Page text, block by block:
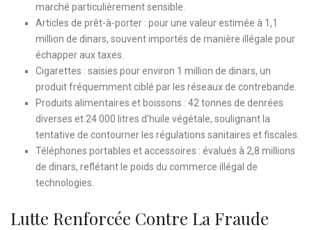
marché particulièrement sensible.
Articles de prêt-à-porter : pour une valeur estimée à 1,1
million de dinars, souvent importés de manière illégale pour
échapper aux taxes.
Cigarettes : saisies pour environ 1 million de dinars, un
produit fréquemment ciblé par les réseaux de contrebande.
Produits alimentaires et boissons : 42 tonnes de denrées
diverses et 24 000 litres d’huile végétale, soulignant la
tentative de contourner les régulations sanitaires et fiscales.
Téléphones portables et accessoires : évalués à 2,8 millions
de dinars, reflétant le poids du commerce illégal de
technologies.
Lutte Renforcée Contre La Fraude